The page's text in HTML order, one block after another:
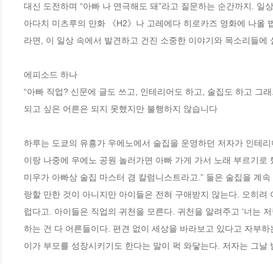
대신 도전하며 “아빠 나 연극해도 돼”라고 질문하는 순간까지.
아다치 미츠루의 만화 《H2》나 고레에다 히로카즈 영화에 나올
라면, 이 일상 속에서 발견하고 건진 소중한 이야기와 목소리들에
에피소드 하나
“아빠 직업? 신문에 글도 쓰고, 인테리어도 하고, 술집도 하고 그래
되고 싶은 어른은 되지 못했지만 불행하지 않습니다
하루는 도쿄의 유흥가 우에노에서 술집을 운영하던 저자가 인테
이랑 나중에 우에노 공원 놀러가면 아빠 가게 가서 노래 부르기
미우가 아빠상 술집 마스터 겸 칼럼니스트라고.” 둘은 술집을 계
랑할 만한 것이 아니지만 아이들은 전혀 구애받지 않는다. 오히
럽다고. 아이들은 직업의 귀천을 모른다. 귀천을 알려주고 ‘너는
하는 건 다 어른들이다. 편견 없이 세상을 바라보고 있다고 자부
이가 부모를 성장시키기도 한다는 말이 퍽 와닿는다. 저자는 그